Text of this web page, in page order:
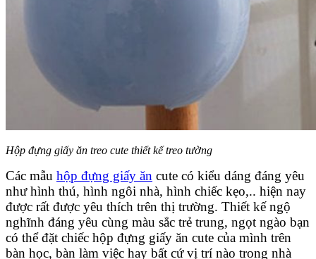
Hộp đựng giấy ăn treo cute thiết kế treo tường
Các mẫu hộp đựng giấy ăn cute có kiểu dáng đáng yêu
như hình thú, hình ngôi nhà, hình chiếc kẹo,.. hiện nay
được rất được yêu thích trên thị trường. Thiết kế ngộ
nghĩnh đáng yêu cùng màu sắc trẻ trung, ngọt ngào bạn
có thể đặt chiếc hộp đựng giấy ăn cute của mình trên
bàn học, bàn làm việc hay bất cứ vị trí nào trong nhà